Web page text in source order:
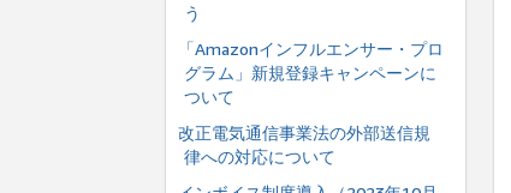
う
「Amazonインフルエンサー・プロ
グラム」新規登録キャンペーンに
ついて
改正電気通信事業法の外部送信規
律への対応について